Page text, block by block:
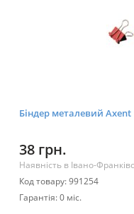
Біндер металевий
38 грн.
Наявність в Івано-
Код товару: 991254
Гарантія: 0 міс.